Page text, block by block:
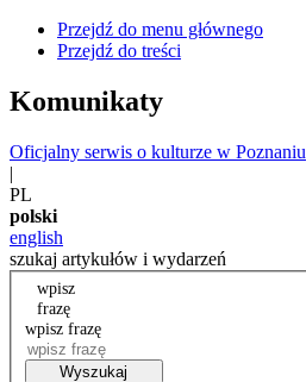
Przejdź do menu głównego
Przejdź do treści
Komunikaty
Oficjalny serwis o kulturze w Poznaniu
|
PL
polski
english
szukaj artykułów i wydarzeń
wpisz
frazę
wpisz frazę
Wyszukaj